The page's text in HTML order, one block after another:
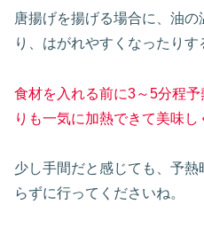
唐揚げを揚げる場合に、油
り、はがれやすくなったりす
食材を入れる前に3～5分程
りも一気に加熱できて美味し
少し手間だと感じても、予
らずに行ってくださいね。